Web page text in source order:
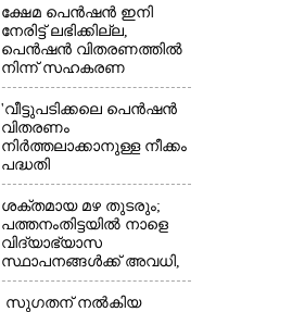
ക്ഷേമ പെൻഷൻ ഇനി
നേരിട്ട് ലഭിക്കില്ല,​
പെൻഷൻ വിതരണത്തിൽ
നിന്ന് സഹകരണ
ബാങ്കുകളെ ഒഴിവാക്കി
'വീട്ടുപടിക്കലെ പെൻഷൻ
വിതരണം
നിർത്തലാക്കാനുള്ള നീക്കം
പദ്ധതി
അവസാനിപ്പിക്കാനുള്ള
യുഡിഎഫ് അജണ്ടയുടെ
ആദ്യപടി'
ശക്തമായ മഴ തുടരും;
പത്തനംതിട്ടയിൽ നാളെ
വിദ്യാഭ്യാസ
സ്ഥാപനങ്ങൾക്ക് അവധി,​
ജില്ലയിൽ ഇന്ന് റെ‌ഡും
നാളെ ഓറഞ്ചും അലർട്ട്
സുഗതന് നൽകിയ